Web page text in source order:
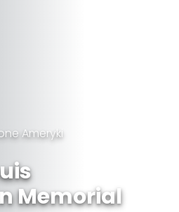
Ameryki
Memorial